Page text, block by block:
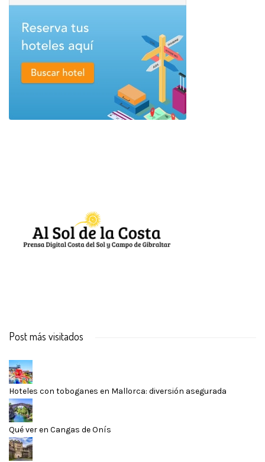
Post más visitados
Hoteles con toboganes en Mallorca: diversión asegurada
Qué ver en Cangas de Onís